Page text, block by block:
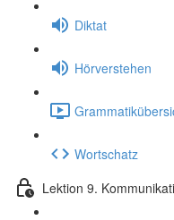
Diktat
Hörverstehen
Wortschatz
Lektion 9.